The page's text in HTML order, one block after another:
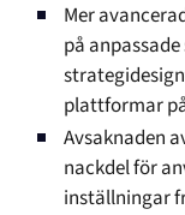
Mer
på
plattformar
Avsaknaden
nackdel för
inställningar